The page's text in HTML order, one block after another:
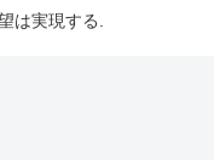
は実現する.